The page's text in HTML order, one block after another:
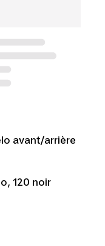
avant/arrière
120 noir